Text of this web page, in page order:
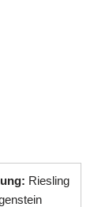
Riesling